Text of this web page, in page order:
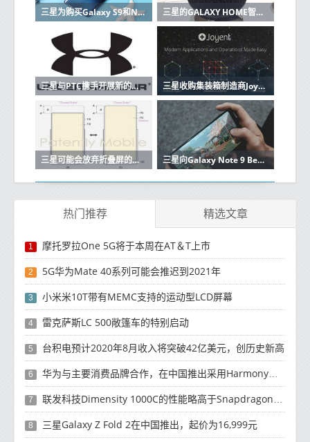
三星为购买Galaxy S9和Note 9的用户提供高达200欧元的报销 三星的GALAXY HOME智能音箱在UNPACKED 2019上没有亮相
三星与PTC携手开展新的物联网计划 三星收购集装箱制造商Joyent将建立自己的云
三星可能会放弃折叠屏的移动体验 三星向Galaxy Note 9 Beta测试仪推出稳定的Android 10更新
热门推荐 精选文章
1 摩托罗拉One 5G将于本周在AT＆T上市
2 5G华为Mate 40系列可能会推迟到2021年
3 小米米10T带有MEMC支持的运动型LCD屏幕
4 雷克萨斯LC 500敞篷车的特别启动
5 台积电预计2020年8月收入将突破42亿美元，创历史新高
6 华为与主要消费品牌合作，在中国推出采用HarmonyOS 2.0的智能家居产品
7 联发科技Dimensity 1000C的性能略高于Snapdragon 765G
8 三星Galaxy Z Fold 2在中国推出，起价为16,999元